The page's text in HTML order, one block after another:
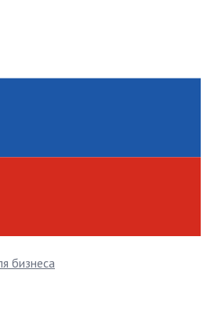
бизнеса